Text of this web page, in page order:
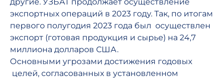
другие. УЗБАТ продолжает осуществление
экспортных операций в 2023 году. Так, по итогам
первого полугодия 2023 года был осуществлен
экспорт (готовая продукция и сырье) на 24,7
миллиона долларов США.
Основными угрозами достижения годовых
целей, согласованных в установленном